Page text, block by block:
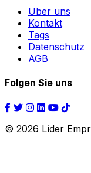
Über uns
Kontakt
Tags
Datenschutz
AGB
Folgen Sie uns
© 2026 Líder